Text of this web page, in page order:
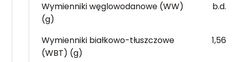
Wymienniki węglowodanowe (WW)
(g)
b.d.
Wymienniki białkowo-tłuszczowe
(WBT) (g)
1,56